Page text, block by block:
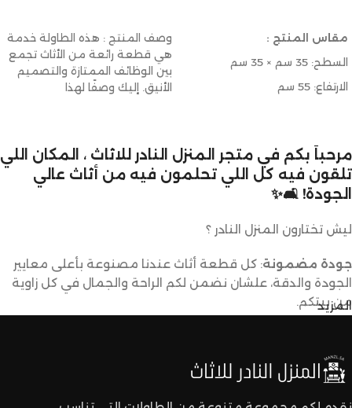
مقاس المنتج :
السطح: 35 سم × 35 سم
الارتفاع: 55 سم
وصف المنتج : هذه الطاولة خدمة
هي قطعة رائعة من الأثاث تجمع
بين الوظائف الممتازة والتصميم
الأنيق. إليك وصفًا لهذا
مرحباً بكم في متجر المنزل النادر للاثاث ، المكان اللي
تلقون فيه كل اللي تحلمون فيه من أثاث عالي
الجودة! 🛋️✨
ليش تختارون المنزل النادر ؟
جودة مضمونة: كل قطعة أثاث عندنا مصنوعة بأعلى معايير
الجودة والدقة، علشان نضمن لكم الراحة والجمال في كل زاوية
من بيتكم.
الأذواق والديكورات. ما راح تحتاجون تدورون كثير علشان تلقون
اللي يعجبكم.
المزيد